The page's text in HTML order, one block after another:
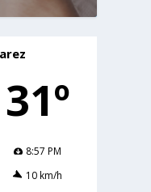
31º
8:57 PM
10 km/h